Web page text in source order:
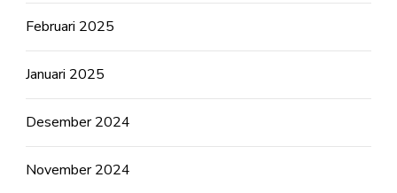
Februari 2025
Januari 2025
Desember 2024
November 2024